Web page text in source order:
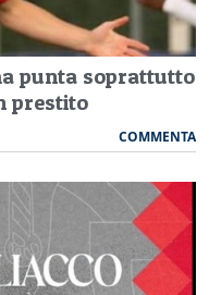
punta soprattutto
prestito
COMMENTA